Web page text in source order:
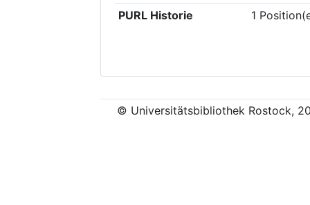
PURL Historie
1
© Universitätsbibliothek Rostock,